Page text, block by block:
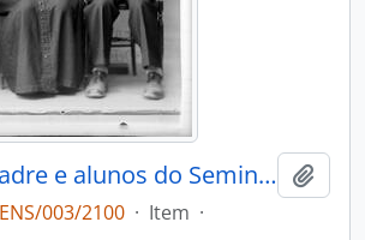
Retrato de padre e alunos do Seminário Apostólico São João de Brito
003/2100 · Item ·